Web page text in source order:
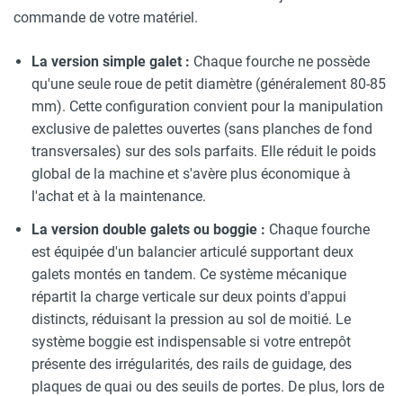
commande de votre matériel.
La version simple galet : Chaque fourche ne possède
qu'une seule roue de petit diamètre (généralement 80-85
mm). Cette configuration convient pour la manipulation
exclusive de palettes ouvertes (sans planches de fond
transversales) sur des sols parfaits. Elle réduit le poids
global de la machine et s'avère plus économique à
l'achat et à la maintenance.
La version double galets ou boggie : Chaque fourche
est équipée d'un balancier articulé supportant deux
galets montés en tandem. Ce système mécanique
répartit la charge verticale sur deux points d'appui
distincts, réduisant la pression au sol de moitié. Le
système boggie est indispensable si votre entrepôt
présente des irrégularités, des rails de guidage, des
plaques de quai ou des seuils de portes. De plus, lors de